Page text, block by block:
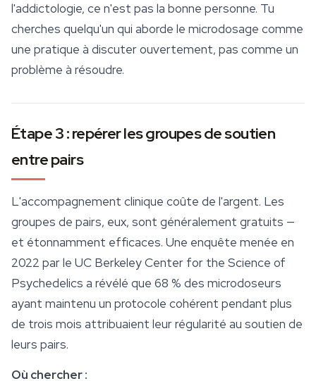
l'addictologie, ce n'est pas la bonne personne. Tu
cherches quelqu'un qui aborde le microdosage comme
une pratique à discuter ouvertement, pas comme un
problème à résoudre.
Étape 3 : repérer les groupes de soutien
entre pairs
L'accompagnement clinique coûte de l'argent. Les
groupes de pairs, eux, sont généralement gratuits —
et étonnamment efficaces. Une enquête menée en
2022 par le UC Berkeley Center for the Science of
Psychedelics a révélé que 68 % des microdoseurs
ayant maintenu un protocole cohérent pendant plus
de trois mois attribuaient leur régularité au soutien de
leurs pairs.
Où chercher :